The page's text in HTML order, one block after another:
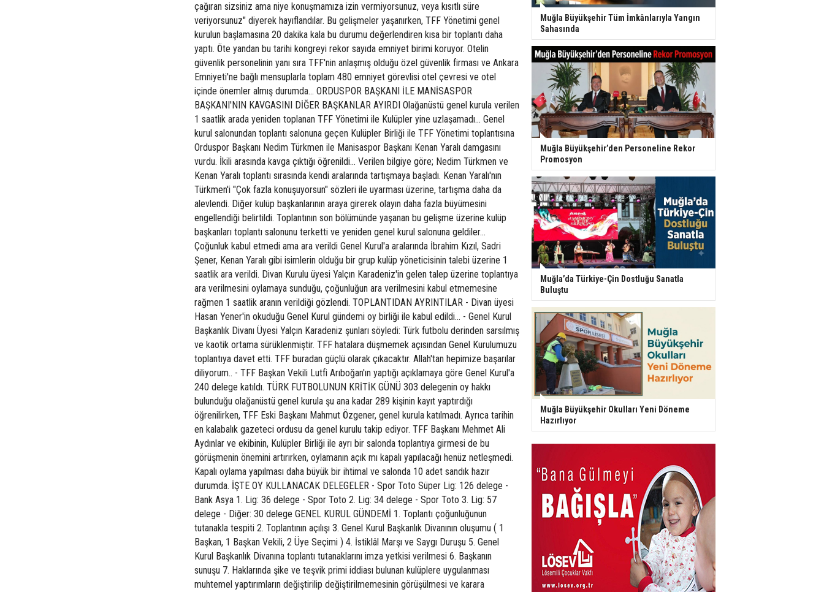
çağıran sizsiniz ama niye konuşmamıza izin vermiyorsunuz, veya kısıtlı süre
veriyorsunuz" diyerek hayıflandılar. Bu gelişmeler yaşanırken, TFF Yönetimi genel
kurulun başlamasına 20 dakika kala bu durumu değerlendiren kısa bir toplantı daha
yaptı. Öte yandan bu tarihi kongreyi rekor sayıda emniyet birimi koruyor. Otelin
güvenlik personelinin yanı sıra TFF'nin anlaşmış olduğu özel güvenlik firması ve Ankara
Emniyeti'ne bağlı mensuplarla toplam 480 emniyet görevlisi otel çevresi ve otel
içinde önemler almış durumda... ORDUSPOR BAŞKANI İLE MANİSASPOR
BAŞKANI'NIN KAVGASINI DİĞER BAŞKANLAR AYIRDI Olağanüstü genel kurula verilen
1 saatlik arada yeniden toplanan TFF Yönetimi ile Kulüpler yine uzlaşamadı... Genel
kurul salonundan toplantı salonuna geçen Kulüpler Birliği ile TFF Yönetimi toplantısına
Orduspor Başkanı Nedim Türkmen ile Manisaspor Başkanı Kenan Yaralı damgasını
vurdu. İkili arasında kavga çıktığı öğrenildi... Verilen bilgiye göre; Nedim Türkmen ve
Kenan Yaralı toplantı sırasında kendi aralarında tartışmaya başladı. Kenan Yaralı'nın
Türkmen'i "Çok fazla konuşuyorsun" sözleri ile uyarması üzerine, tartışma daha da
alevlendi. Diğer kulüp başkanlarının araya girerek olayın daha fazla büyümesini
engellendiği belirtildi. Toplantının son bölümünde yaşanan bu gelişme üzerine kulüp
başkanları toplantı salonunu terketti ve yeniden genel kurul salonuna geldiler...
Çoğunluk kabul etmedi ama ara verildi Genel Kurul'a aralarında İbrahim Kızıl, Sadri
Şener, Kenan Yaralı gibi isimlerin olduğu bir grup kulüp yöneticisinin talebi üzerine 1
saatlik ara verildi. Divan Kurulu üyesi Yalçın Karadeniz'in gelen talep üzerine toplantıya
ara verilmesini oylamaya sunduğu, çoğunluğun ara verilmesini kabul etmemesine
rağmen 1 saatlik aranın verildiği gözlendi. TOPLANTIDAN AYRINTILAR - Divan üyesi
Hasan Yener'in okuduğu Genel Kurul gündemi oy birliği ile kabul edildi... - Genel Kurul
Başkanlık Divanı Üyesi Yalçın Karadeniz şunları söyledi: Türk futbolu derinden sarsılmış
ve kaotik ortama sürüklenmiştir. TFF hatalara düşmemek açısından Genel Kurulumuzu
toplantıya davet etti. TFF buradan güçlü olarak çıkacaktır. Allah'tan hepimize başarılar
diliyorum.. - TFF Başkan Vekili Lutfi Arıboğan'ın yaptığı açıklamaya göre Genel Kurul'a
240 delege katıldı. TÜRK FUTBOLUNUN KRİTİK GÜNÜ 303 delegenin oy hakkı
bulunduğu olağanüstü genel kurula şu ana kadar 289 kişinin kayıt yaptırdığı
öğrenilirken, TFF Eski Başkanı Mahmut Özgener, genel kurula katılmadı. Ayrıca tarihin
en kalabalık gazeteci ordusu da genel kurulu takip ediyor. TFF Başkanı Mehmet Ali
Aydınlar ve ekibinin, Kulüpler Birliği ile ayrı bir salonda toplantıya girmesi de bu
görüşmenin önemini artırırken, oylamanın açık mı kapalı yapılacağı henüz netleşmedi.
Kapalı oylama yapılması daha büyük bir ihtimal ve salonda 10 adet sandık hazır
durumda. İŞTE OY KULLANACAK DELEGELER - Spor Toto Süper Lig: 126 delege -
Bank Asya 1. Lig: 36 delege - Spor Toto 2. Lig: 34 delege - Spor Toto 3. Lig: 57
delege - Diğer: 30 delege GENEL KURUL GÜNDEMİ 1. Toplantı çoğunluğunun
tutanakla tespiti 2. Toplantının açılışı 3. Genel Kurul Başkanlık Divanının oluşumu ( 1
Başkan, 1 Başkan Vekili, 2 Üye Seçimi ) 4. İstiklâl Marşı ve Saygı Duruşu 5. Genel
Kurul Başkanlık Divanına toplantı tutanaklarını imza yetkisi verilmesi 6. Başkanın
sunuşu 7. Haklarında şike ve teşvik primi iddiası bulunan kulüplere uygulanması
muhtemel yaptırımların değiştirilip değiştirilmemesinin görüşülmesi ve karara
Muğla Büyükşehir Tüm İmkânlarıyla Yangın
Sahasında
Muğla Büyükşehir’den Personeline Rekor
Promosyon
Muğla’da Türkiye-Çin Dostluğu Sanatla
Buluştu
Muğla Büyükşehir Okulları Yeni Döneme
Hazırlıyor